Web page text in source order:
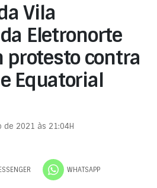
Vila
Eletronorte
protesto contra
Equatorial
de 2021 às 21:04H
WHATSAPP